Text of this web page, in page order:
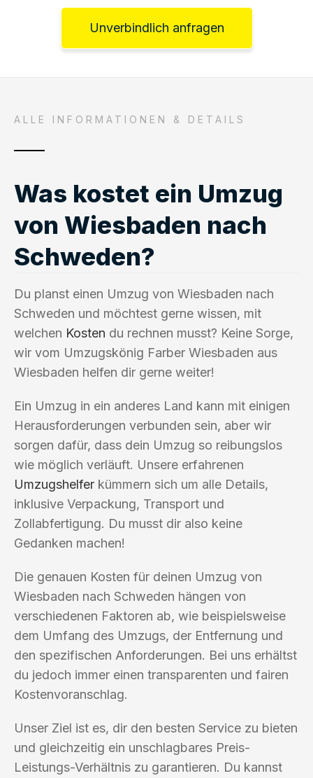
Unverbindlich anfragen
ALLE INFORMATIONEN & DETAILS
Was kostet ein Umzug
von Wiesbaden nach
Schweden?
Du planst einen Umzug von Wiesbaden nach
Schweden und möchtest gerne wissen, mit
welchen Kosten du rechnen musst? Keine Sorge,
wir vom Umzugskönig Farber Wiesbaden aus
Wiesbaden helfen dir gerne weiter!
Ein Umzug in ein anderes Land kann mit einigen
Herausforderungen verbunden sein, aber wir
sorgen dafür, dass dein Umzug so reibungslos
wie möglich verläuft. Unsere erfahrenen
Umzugshelfer kümmern sich um alle Details,
inklusive Verpackung, Transport und
Zollabfertigung. Du musst dir also keine
Gedanken machen!
Die genauen Kosten für deinen Umzug von
Wiesbaden nach Schweden hängen von
verschiedenen Faktoren ab, wie beispielsweise
dem Umfang des Umzugs, der Entfernung und
den spezifischen Anforderungen. Bei uns erhältst
du jedoch immer einen transparenten und fairen
Kostenvoranschlag.
Unser Ziel ist es, dir den besten Service zu bieten
und gleichzeitig ein unschlagbares Preis-
Leistungs-Verhältnis zu garantieren. Du kannst